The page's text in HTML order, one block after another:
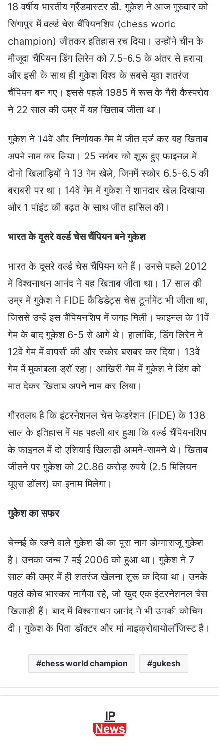
18 वर्षीय भारतीय ग्रैंडमास्टर डी. गुकेश ने आज गुरुवार को
सिंगापुर में वर्ल्ड चेस चैंपियनशिप (chess world
champion) जीतकर इतिहास रच दिया। उन्होंने चीन के
मौजूदा चैंपियन डिंग लिरेन को 7.5-6.5 के अंतर से हराया
और इसी के साथ ही गुकेश विश्व के सबसे युवा शतरंज
चैंपियन बन गए। इससे पहले 1985 में रूस के गैरी कैस्परोव
ने 22 साल की उम्र में यह खिताब जीता था।
गुकेश ने 14वें और निर्णायक गेम में जीत दर्ज कर यह खिताब
अपने नाम कर लिया। 25 नवंबर को शुरू हुए फाइनल में
दोनों खिलाड़ियों ने 13 गेम खेले, जिनमें स्कोर 6.5-6.5 की
बराबरी पर था। 14वें गेम में गुकेश ने शानदार खेल दिखाया
और 1 पॉइंट की बढ़त के साथ जीत हासिल की।
भारत के दूसरे वर्ल्ड चेस चैंपियन बने गुकेश
भारत के दूसरे वर्ल्ड चेस चैंपियन बने हैं। उनसे पहले 2012
में विश्वनाथन आनंद ने यह खिताब जीता था। 17 साल की
उम्र में गुकेश ने FIDE कैंडिडेट्स चेस टूर्नामेंट भी जीता था,
जिससे उन्हें इस चैंपियनशिप में जगह मिली। फाइनल के 11वें
गेम के बाद गुकेश 6-5 से आगे थे। हालांकि, डिंग लिरेन ने
12वें गेम में वापसी की और स्कोर बराबर कर दिया। 13वें
गेम में मुकाबला ड्रॉ रहा। आखिरी गेम में गुकेश ने डिंग को
मात देकर खिताब अपने नाम कर लिया।
गौरतलब है कि इंटरनेशनल चेस फेडरेशन (FIDE) के 138
साल के इतिहास में यह पहली बार हुआ कि वर्ल्ड चैंपियनशिप
के फाइनल में दो एशियाई खिलाड़ी आमने-सामने थे। खिताब
जीतने पर गुकेश को 20.86 करोड़ रुपये (2.5 मिलियन
यूएस डॉलर) का इनाम मिलेगा।
गुकेश का सफर
चेन्नई के रहने वाले गुकेश डी का पूरा नाम डोम्माराजू गुकेश
है। उनका जन्म 7 मई 2006 को हुआ था। गुकेश ने 7
साल की उम्र में ही शतरंज खेलना शुरू क दिया था। उनके
पहले कोच भास्कर नागैया रहे, जो खुद एक इंटरनेशनल चेस
खिलाड़ी हैं। बाद में विश्वनाथन आनंद ने भी उनकी कोचिंग
दी। गुकेश के पिता डॉक्टर और मां माइक्रोबायोलॉजिस्ट हैं।
chess world champion gukesh